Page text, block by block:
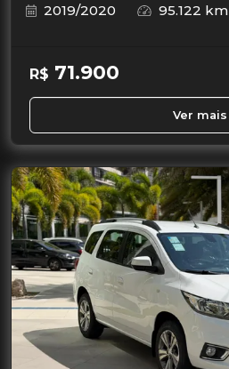
2019/2020
95.122 km
R$ 71.900
Ver mais